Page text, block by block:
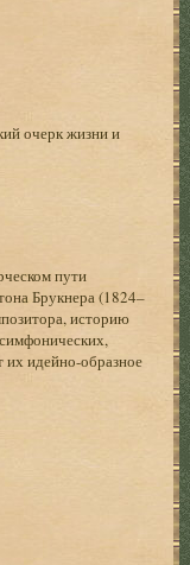
очерк жизни и
пути
Брукнера (1824–
историю
их идейно-образное